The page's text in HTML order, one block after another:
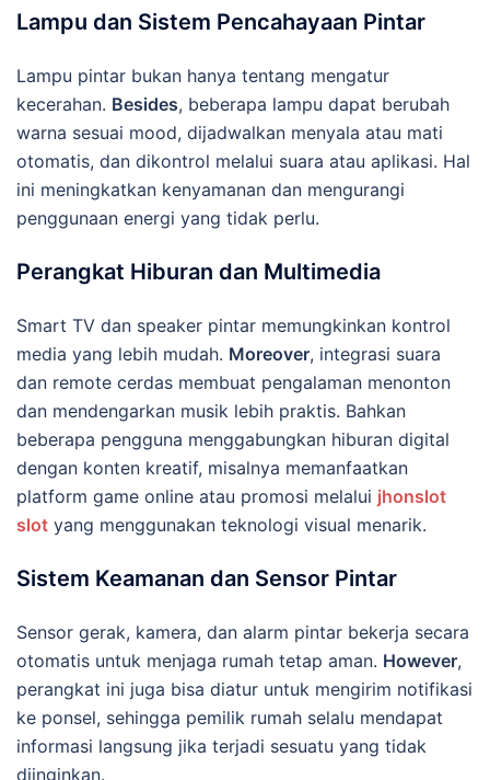
Lampu dan Sistem Pencahayaan Pintar
Lampu pintar bukan hanya tentang mengatur
kecerahan. Besides, beberapa lampu dapat berubah
warna sesuai mood, dijadwalkan menyala atau mati
otomatis, dan dikontrol melalui suara atau aplikasi. Hal
ini meningkatkan kenyamanan dan mengurangi
penggunaan energi yang tidak perlu.
Perangkat Hiburan dan Multimedia
Smart TV dan speaker pintar memungkinkan kontrol
media yang lebih mudah. Moreover, integrasi suara
dan remote cerdas membuat pengalaman menonton
dan mendengarkan musik lebih praktis. Bahkan
beberapa pengguna menggabungkan hiburan digital
dengan konten kreatif, misalnya memanfaatkan
platform game online atau promosi melalui jhonslot
slot yang menggunakan teknologi visual menarik.
Sistem Keamanan dan Sensor Pintar
Sensor gerak, kamera, dan alarm pintar bekerja secara
otomatis untuk menjaga rumah tetap aman. However,
perangkat ini juga bisa diatur untuk mengirim notifikasi
ke ponsel, sehingga pemilik rumah selalu mendapat
informasi langsung jika terjadi sesuatu yang tidak
diinginkan.